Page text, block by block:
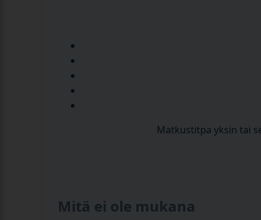
Matkustitpa yksin tai
Mitä ei ole mukana